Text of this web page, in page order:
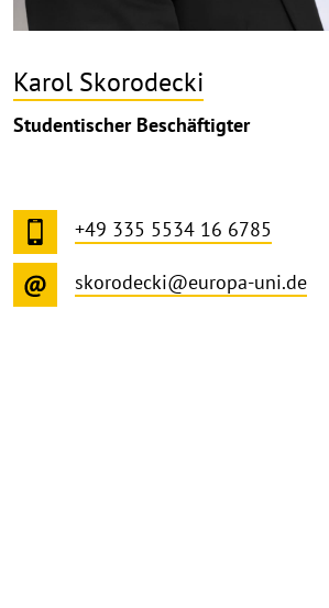
Karol Skorodecki
Studentischer Beschäftigter
+49 335 5534 16 6785
skorodecki@europa-uni.de